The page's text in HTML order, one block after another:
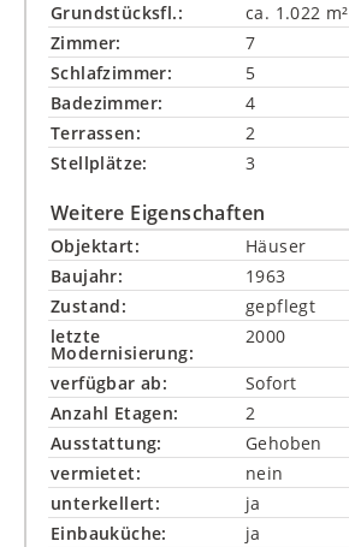
Grundstücksfl.:
ca. 1.022 m²
Zimmer:
7
Schlafzimmer:
5
Badezimmer:
4
Terrassen:
2
Stellplätze:
3
Weitere Eigenschaften
Objektart:
Häuser
Baujahr:
1963
Zustand:
gepflegt
letzte
Modernisierung:
2000
verfügbar ab:
Sofort
Anzahl Etagen:
2
Ausstattung:
Gehoben
vermietet:
nein
unterkellert:
ja
Einbauküche:
ja